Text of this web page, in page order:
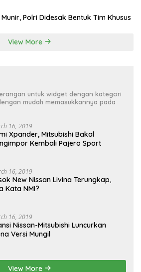
Polri Didesak Bentuk Tim Khusus
View More
untuk widget dengan kategori
mudah memasukkannya pada
16, 2019
Xpander, Mitsubishi Bakal
Kembali Pajero Sport
16, 2019
New Nissan Livina Terungkap,
Kata NMI?
16, 2019
Nissan-Mitsubishi Luncurkan
Versi Mungil
View More